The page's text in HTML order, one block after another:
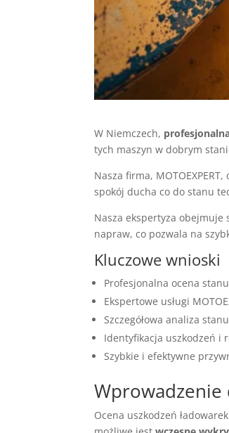
W Niemczech,
tych maszyn w dobrym
Nasza firma,
spokój ducha co do stanu
Nasza ekspertyza obejmuje
napraw, co pozwala na
Kluczowe wnioski
Profesjonalna ocena
Ekspertowe usługi
Szczegółowa analiza
Identyfikacja uszkodzeń i
Szybkie i efektywne
Wprowadzenie
Ocena uszkodzeń